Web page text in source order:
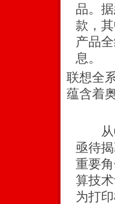
品。
款，
产品
息。
联想全
蕴含着
从01
亟待
重要
算技
为打